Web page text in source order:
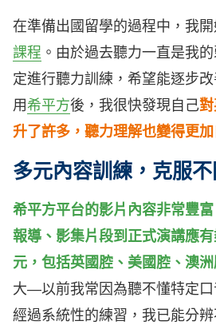
在準備出國留學的過程中，我
課程 。由於過去聽力一直是我
定進行聽力訓練，希望能逐步
用希平方後，我很快發現自己對
升了許多，聽力理解也變得更
多元內容訓練，克服
希平方平台的影片內容非常豐
報導、影集片段到正式演講應
元，包括英國腔、美國腔、澳
大—以前我常因為聽不懂特定
經過系統性的練習，我已能分